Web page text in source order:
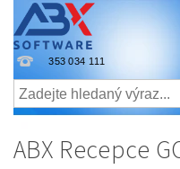
353 034 111
ABX Recepce